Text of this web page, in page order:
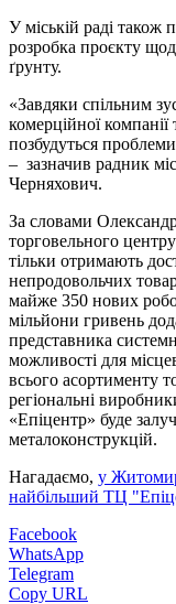
У міській раді також
розробка проєкту
ґрунту.
«Завдяки спільним
комерційної
позбудуться
– зазначив радник
Черняхович.
За словами
торговельного
тільки отримають
непродовольчих
майже 350 нових
мільйони гривень
представника
можливості для
всього асортименту
регіональні
«Епіцентр» буде
металоконструкцій.
Нагадаємо, у
найбільший ТЦ
Facebook
WhatsApp
Telegram
Copy URL